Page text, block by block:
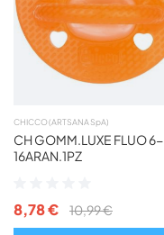
CHICCO (ARTSANA SpA)
CH GOMM.LUXE FLUO 6-
16ARAN.1PZ
8,78 € 10,99 €